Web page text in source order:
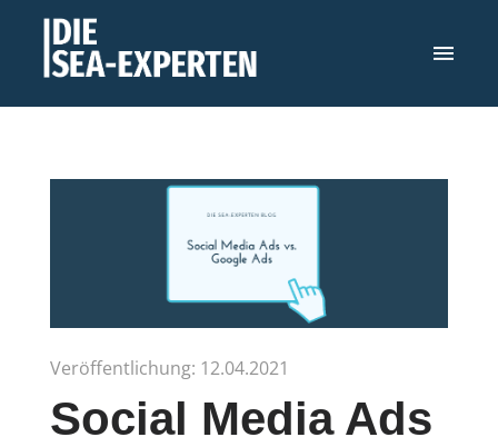
Veröffentlichung: 12.04.2021
Social Media Ads